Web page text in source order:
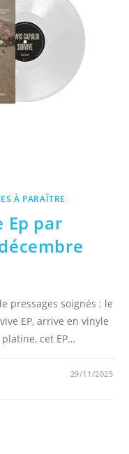
À PARAÎTRE
Ep par
pressages soignés : le
EP, arrive en vinyle
cet EP…
29/11/2025